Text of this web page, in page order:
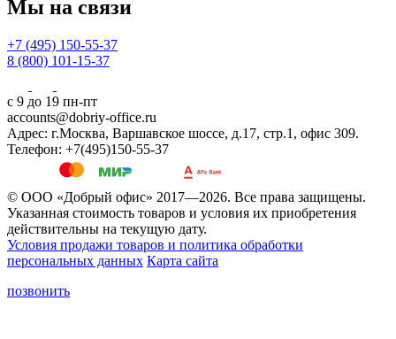
Мы на связи
+7 (495) 150-55-37
8 (800) 101-15-37
с 9 до 19 пн-пт
accounts@dobriy-office.ru
Адрес: г.Москва, Варшавское шоссе, д.17, стр.1, офис 309.
Телефон: +7(495)150-55-37
© ООО «Добрый офис» 2017—2026. Все права защищены.
Указанная стоимость товаров и условия их приобретения
действительны на текущую дату.
Условия продажи товаров и политика обработки
персональных данных Карта сайта
позвонить